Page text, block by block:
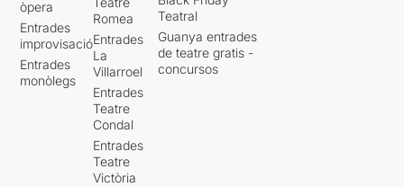
òpera
Entrades
improvisació
Entrades
monòlegs
Romea
Entrades
La
Villarroel
Entrades
Teatre
Condal
Entrades
Teatre
Victòria
Teatral
Guanya entrades
de teatre gratis -
concursos